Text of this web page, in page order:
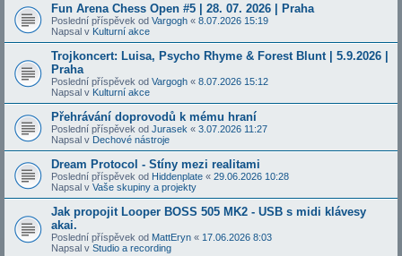
Fun Arena Chess Open #5 | 28. 07. 2026 | Praha
Poslední příspěvek od Vargogh « 8.07.2026 15:19
Napsal v Kulturní akce
Trojkoncert: Luisa, Psycho Rhyme & Forest Blunt | 5.9.2026 |
Praha
Poslední příspěvek od Vargogh « 8.07.2026 15:12
Napsal v Kulturní akce
Přehrávání doprovodů k mému hraní
Poslední příspěvek od Jurasek « 3.07.2026 11:27
Napsal v Dechové nástroje
Dream Protocol - Stíny mezi realitami
Poslední příspěvek od Hiddenplate « 29.06.2026 10:28
Napsal v Vaše skupiny a projekty
Jak propojit Looper BOSS 505 MK2 - USB s midi klávesy
akai.
Poslední příspěvek od MattEryn « 17.06.2026 8:03
Napsal v Studio a recording